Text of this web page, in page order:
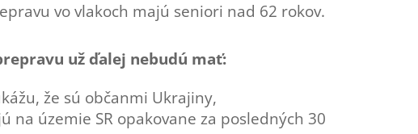
vo vlakoch majú seniori nad 62 rokov.
už ďalej nebudú mať:
že sú občanmi Ukrajiny,
na územie SR opakovane za posledných 30